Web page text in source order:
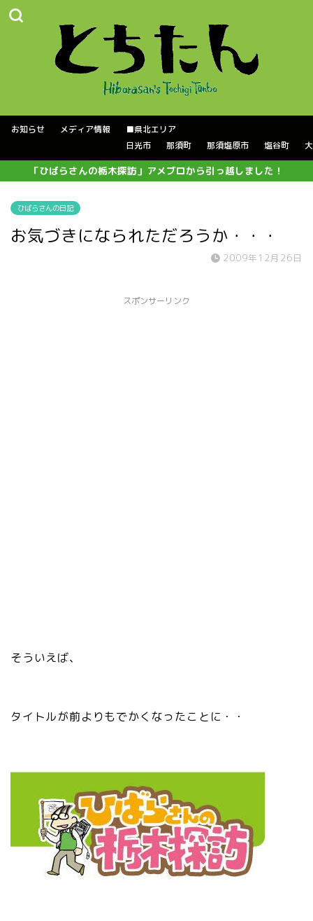
お知らせ メディア情報
■県北エリア
日光市
那須町 那須塩原市 塩谷町
「ひばらさんの栃木探訪」アメブロから引っ越しました！
ひばらさんの日記
お気づきになられただろうか・・・
2009年12月26日
スポンサーリンク
そういえば、
タイトルが前よりもでかくなったことに・・